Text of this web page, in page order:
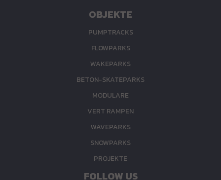
OBJEKTE
PUMPTRACKS
FLOWPARKS
WAKEPARKS
BETON-SKATEPARKS
MODULARE
VERT RAMPEN
WAVEPARKS
SNOWPARKS
PROJEKTE
FOLLOW US